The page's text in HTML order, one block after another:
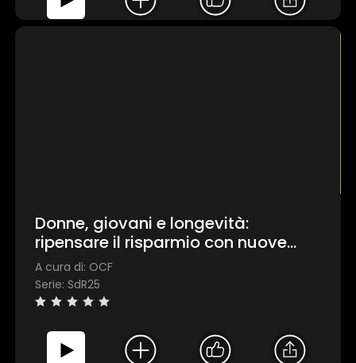
Donne, giovani e longevità:
ripensare il risparmio con nuove
prospettive
A cura di: OCF
Serie: SdR25